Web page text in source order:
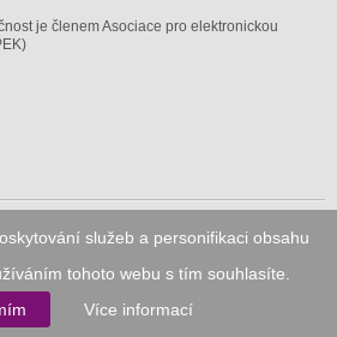
služeb a personifikaci obsahu
tohoto webu s tím souhlasíte.
Více informací
je členem Asociace pro elektronickou
1 511 mil.
ušetřeno nákupy